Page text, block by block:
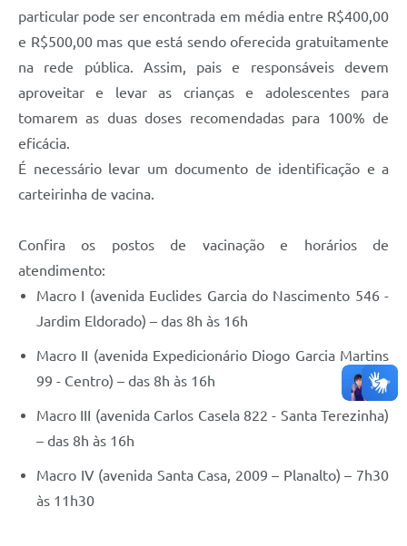
particular pode ser encontrada em média entre R$400,00
e R$500,00 mas que está sendo oferecida gratuitamente
na rede pública. Assim, pais e responsáveis devem
aproveitar e levar as crianças e adolescentes para
tomarem as duas doses recomendadas para 100% de
eficácia.
É necessário levar um documento de identificação e a
carteirinha de vacina.
Confira os postos de vacinação e horários de
atendimento:
Macro I (avenida Euclides Garcia do Nascimento 546 -
Jardim Eldorado) – das 8h às 16h
Macro II (avenida Expedicionário Diogo Garcia Martins
99 - Centro) – das 8h às 16h
Macro III (avenida Carlos Casela 822 - Santa Terezinha)
– das 8h às 16h
Macro IV (avenida Santa Casa, 2009 – Planalto) – 7h30
às 11h30